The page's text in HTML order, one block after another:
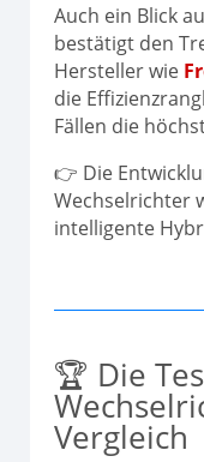
Auch ein Blick
bestätigt den
Hersteller wie
die
Fällen die
👉 Die
Wechselrichter
intelligente
🏆 Die
Vergleich